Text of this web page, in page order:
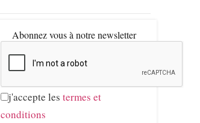
Abonnez vous à notre newsletter
j'accepte les termes et
conditions